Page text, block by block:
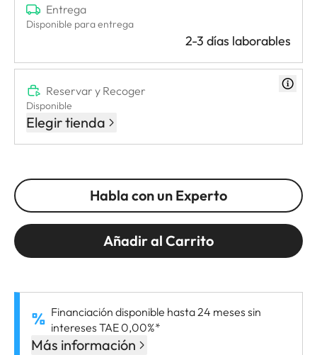
Entrega
Disponible para entrega
2-3 días laborables
Reservar y Recoger
Disponible
Elegir tienda
Habla con un Experto
Añadir al Carrito
Financiación disponible hasta 24 meses sin
intereses TAE 0,00%*
Más información